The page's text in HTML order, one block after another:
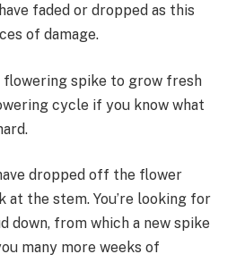
faded or dropped as this
of damage.
flowering spike to grow fresh
cycle if you know what
dropped off the flower
at the stem. You’re looking for
down, from which a new spike
many more weeks of